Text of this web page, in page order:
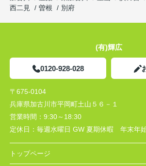
西二見
曽根 別府
(有)輝広
0120-928-028
〒675-0104
兵庫県加古川市平岡町土山５６－１
営業時間： 9:30～18:30
定休日： 毎週水曜日 GW 夏期休暇 年末年
トップページ